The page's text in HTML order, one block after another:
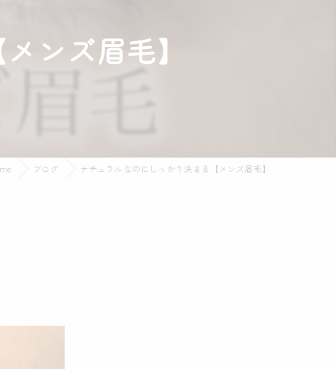
ンズ眉毛】
ブログ ナチュラルなのにしっかり決まる【メンズ眉毛】